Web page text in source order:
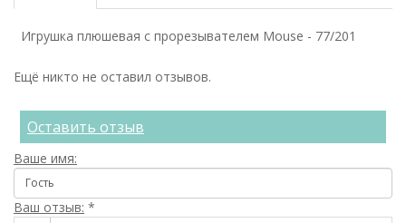
Игрушка плюшевая с прорезывателем Mouse - 77/201
Ещё никто не оставил отзывов.
Оставить отзыв
Ваше имя:
Ваш отзыв: *